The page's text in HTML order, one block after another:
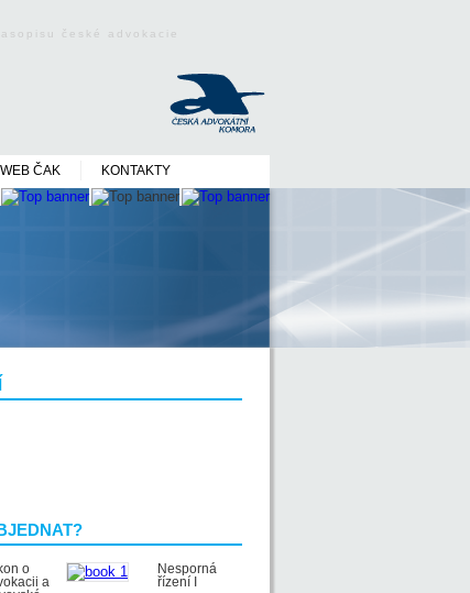
české advokacie
WEB ČAK KONTAKTY
o
a
Nesporná
řízení I